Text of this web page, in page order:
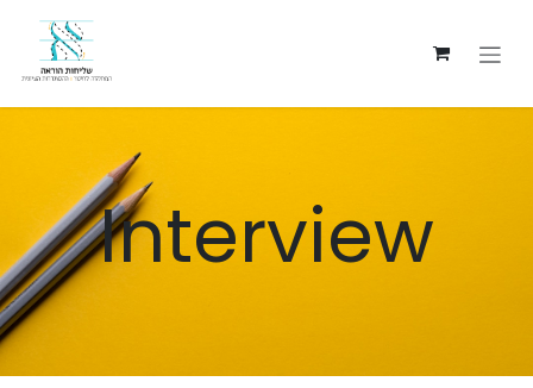
Interview